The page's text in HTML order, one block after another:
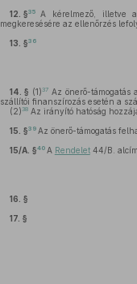
12. §35
A kérelmező, illetve a
megkeresésére az ellenőrzés
13. §36
14. § (1) 37Az önerő-támogatás
szállítói finanszírozás esetén a
(2) 38Az irányító hatóság
15. §39 Az önerő-támogatás
15/A. §40 A Rendelet44/B.
16. §
17. §